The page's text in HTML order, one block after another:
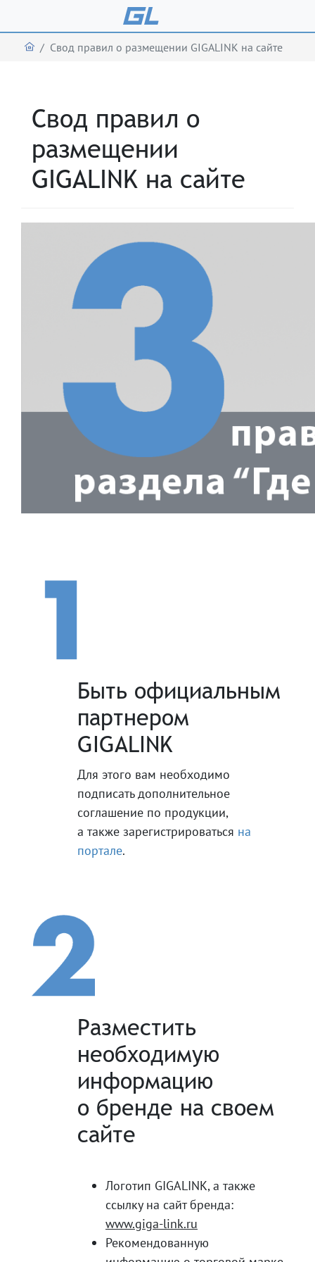
Свод правил о размещении GIGALINK на сайте
Свод правил о
размещении
GIGALINK на сайте
Быть официальным
партнером
GIGALINK
Для этого вам необходимо
подписать дополнительное
соглашение по продукции,
а также зарегистрироваться на
портале.
Разместить
необходимую
информацию
о бренде на своем
сайте
Логотип GIGALINK, а также
ссылку на сайт бренда:
www.giga-link.ru
Рекомендованную